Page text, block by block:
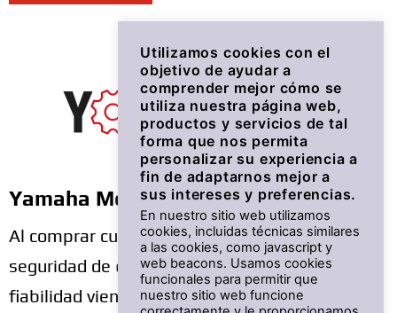
Yamaha Motor Factory Warranty
Al comprar cualquier Yamaha, puedes tener la
seguridad de que la máxima calidad y la
fiabilidad vienen incluidas de serie. También te
Utilizamos cookies con el
objetivo de ayudar a
comprender mejor cómo se
utiliza nuestra página web,
productos y servicios de tal
forma que nos permita
personalizar su experiencia a
fin de adaptarnos mejor a
sus intereses y preferencias.
En nuestro sitio web utilizamos
cookies, incluidas técnicas similares
a las cookies, como javascript y
web beacons. Usamos cookies
funcionales para permitir que
nuestro sitio web funcione